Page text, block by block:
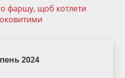
фаршу, щоб котлети
2024